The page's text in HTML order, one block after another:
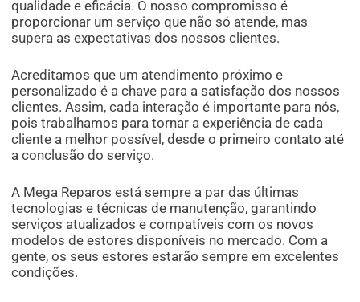
qualidade e eficácia. O nosso compromisso é
proporcionar um serviço que não só atende, mas
supera as expectativas dos nossos clientes.
Acreditamos que um atendimento próximo e
personalizado é a chave para a satisfação dos nossos
clientes. Assim, cada interação é importante para nós,
pois trabalhamos para tornar a experiência de cada
cliente a melhor possível, desde o primeiro contato até
a conclusão do serviço.
A Mega Reparos está sempre a par das últimas
tecnologias e técnicas de manutenção, garantindo
serviços atualizados e compatíveis com os novos
modelos de estores disponíveis no mercado. Com a
gente, os seus estores estarão sempre em excelentes
condições.